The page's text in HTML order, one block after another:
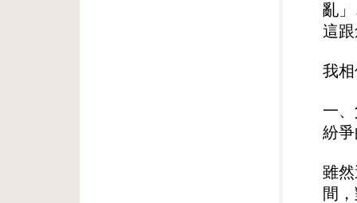
亂
這
我
一
紛
雖
間